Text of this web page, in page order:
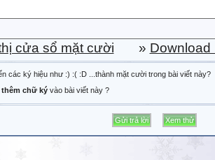
cửa sổ mặt cười » Download
các ký hiệu như :) :( :D ...thành mặt cười trong bài viết này?
thêm chữ ký vào bài viết này ?